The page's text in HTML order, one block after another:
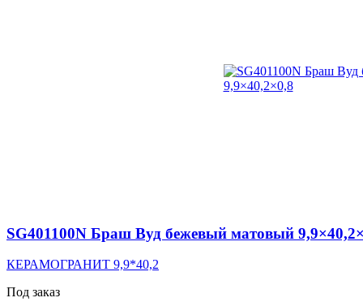
SG401100N Браш Вуд бежевый матовый
КЕРАМОГРАНИТ 9,9*40,2
Под заказ